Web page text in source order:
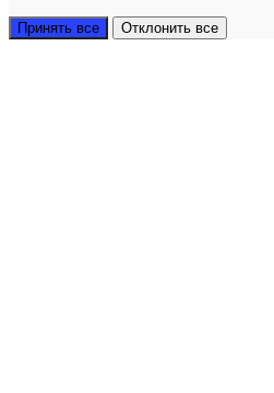
Принять все Отклонить все